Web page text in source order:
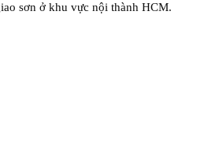
sơn ở khu vực nội thành HCM.